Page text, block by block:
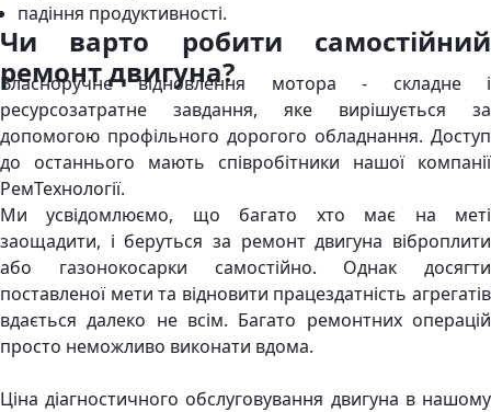
падіння продуктивності.
Чи варто робити самостійний
ремонт двигуна?
Власноручне відновлення мотора - складне і
ресурсозатратне завдання, яке вирішується за
допомогою профільного дорогого обладнання. Доступ
до останнього мають співробітники нашої компанії
РемТехнології.
Ми усвідомлюємо, що багато хто має на меті
заощадити, і беруться за ремонт двигуна віброплити
або газонокосарки самостійно. Однак досягти
поставленої мети та відновити працездатність агрегатів
вдається далеко не всім. Багато ремонтних операцій
просто неможливо виконати вдома.
Ціна діагностичного обслуговування двигуна в нашому